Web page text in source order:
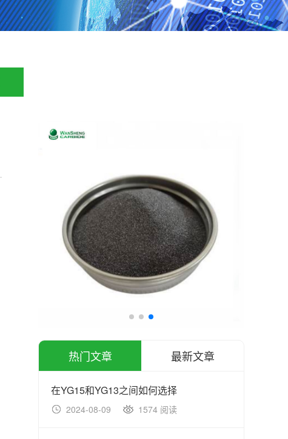
热门文章 最新文章
在YG15和YG13之间如何选择
2024-08-09 1574 阅读